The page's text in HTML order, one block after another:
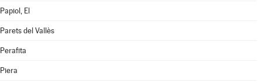
Papiol, El
Parets del Vallès
Perafita
Piera